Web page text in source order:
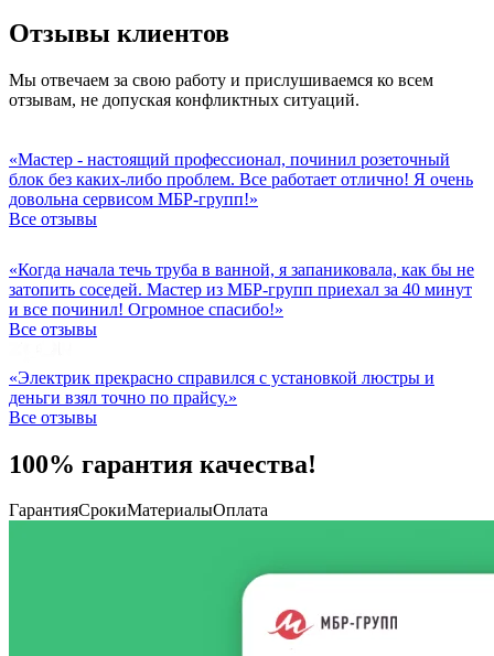
Отзывы клиентов
Мы отвечаем за свою работу и прислушиваемся ко всем
отзывам, не допуская конфликтных ситуаций.
«Мастер - настоящий профессионал, починил розеточный
блок без каких-либо проблем. Все работает отлично! Я очень
довольна сервисом МБР-групп!»
Все отзывы
«Когда начала течь труба в ванной, я запаниковала, как бы не
затопить соседей. Мастер из МБР-групп приехал за 40 минут
и все починил! Огромное спасибо!»
Все отзывы
«Электрик прекрасно справился с установкой люстры и
деньги взял точно по прайсу.»
Все отзывы
100% гарантия качества!
ГарантияСрокиМатериалыОплата